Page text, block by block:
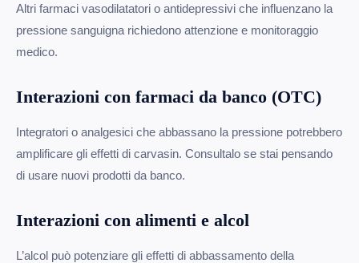
Altri farmaci vasodilatatori o antidepressivi che influenzano la
pressione sanguigna richiedono attenzione e monitoraggio
medico.
Interazioni con farmaci da banco (OTC)
Integratori o analgesici che abbassano la pressione potrebbero
amplificare gli effetti di carvasin. Consultalo se stai pensando
di usare nuovi prodotti da banco.
Interazioni con alimenti e alcol
L’alcol può potenziare gli effetti di abbassamento della